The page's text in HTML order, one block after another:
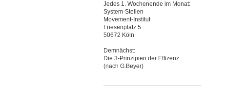
Jedes 1. Wochenende im Monat:
System-Stellen
Movement-Institut
Friesenplatz 5
50672 Köln
Demnächst:
Die 3-Prinzipien der Effizenz
(nach G.Beyer)